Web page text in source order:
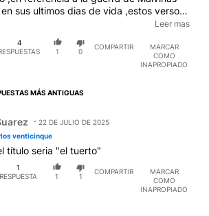
sus ultimos dias de vida ,estos versos
Eduardo Falu,describe la mentira de
que llevan a la guerra a los pobres y
Leer mas
4
1 0
COMPARTIR
MARCAR
COMO
INAPROPIADO
antiguas
MÁS ANTIGUAS
22 DE JULIO DE 2025
venticinque
título seria "el tuerto"
1
RESPUESTA
1 1
COMPARTIR
MARCAR
COMO
INAPROPIADO